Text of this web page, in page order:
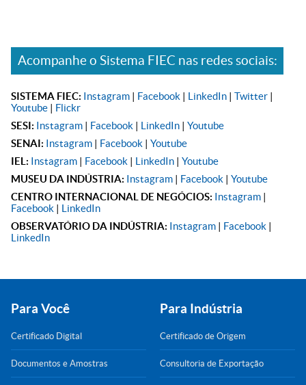
Acompanhe o Sistema FIEC nas redes sociais:
SISTEMA FIEC: Instagram | Facebook | LinkedIn | Twitter |
Youtube | Flickr
SESI: Instagram | Facebook | LinkedIn | Youtube
SENAI: Instagram | Facebook | Youtube
IEL: Instagram | Facebook | LinkedIn | Youtube
MUSEU DA INDÚSTRIA: Instagram | Facebook | Youtube
CENTRO INTERNACIONAL DE NEGÓCIOS: Instagram |
Facebook | LinkedIn
OBSERVATÓRIO DA INDÚSTRIA: Instagram | Facebook |
LinkedIn
Para Você
Certificado Digital
Documentos e Amostras
Para Indústria
Certificado de Origem
Consultoria de Exportação